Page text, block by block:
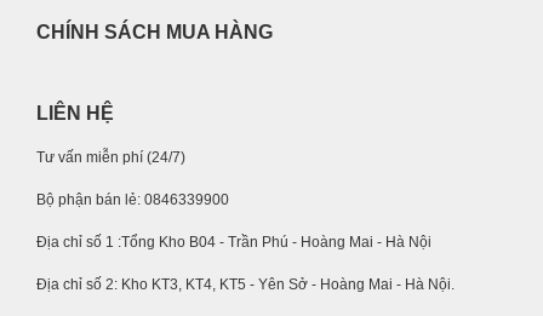
CHÍNH SÁCH MUA HÀNG
LIÊN HỆ
Tư vấn miễn phí (24/7)
Bộ phận bán lẻ: 0846339900
Địa chỉ số 1 :Tổng Kho B04 - Trần Phú - Hoàng Mai - Hà Nội
Địa chỉ số 2: Kho KT3, KT4, KT5 - Yên Sở - Hoàng Mai - Hà Nội.